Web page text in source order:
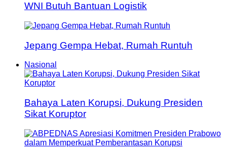
WNI Butuh Bantuan Logistik
Jepang Gempa Hebat, Rumah Runtuh
Nasional
Bahaya Laten Korupsi, Dukung Presiden
Sikat Koruptor